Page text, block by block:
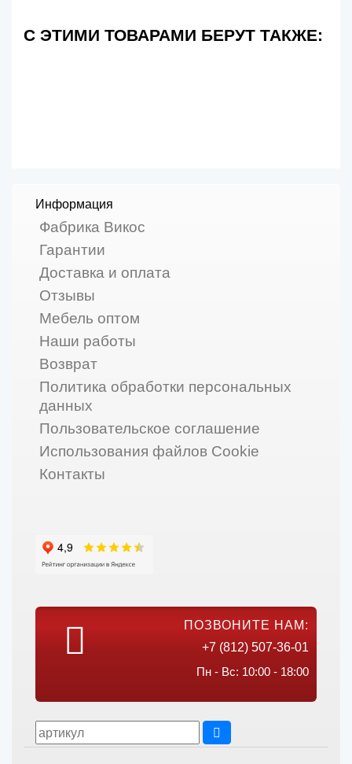
С ЭТИМИ ТОВАРАМИ БЕРУТ ТАКЖЕ:
Информация
Фабрика Викос
Гарантии
Доставка и оплата
Отзывы
Мебель оптом
Наши работы
Возврат
Политика обработки персональных
данных
Пользовательское соглашение
Использования файлов Cookie
Контакты
ПОЗВОНИТЕ НАМ:
+7 (812) 507-36-01
Пн - Вс: 10:00 - 18:00